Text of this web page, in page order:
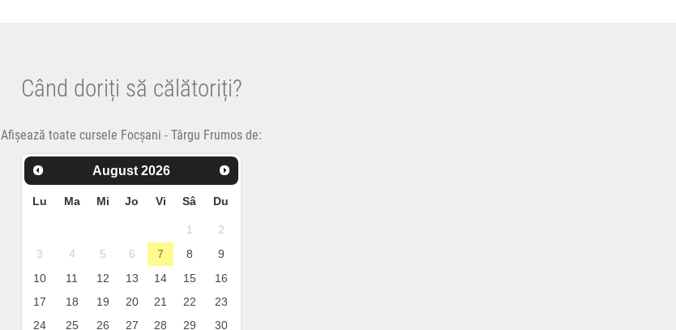
Când doriți să călătoriți?
Afișează toate cursele Focșani - Târgu Frumos de:
August 2026
Lu Ma Mi Jo Vi Sâ Du
1
2
3
4 5 6 7 8
9
10
11 12 13 14 15
16
17
18 19 20 21 22
23
24
25 26 27 28 29
30